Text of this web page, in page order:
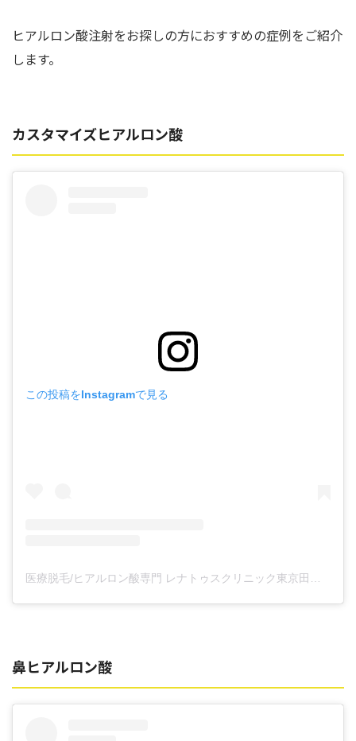
ヒアルロン酸注射をお探しの方におすすめの症例をご紹介
します。
カスタマイズヒアルロン酸
この投稿をInstagramで見る
鼻ヒアルロン酸